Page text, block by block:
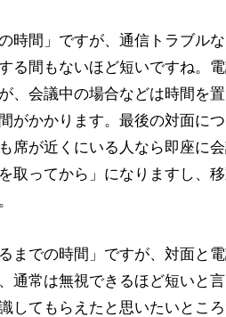
時間」ですが、通信トラブル
る間もないほど短いですね。
、会議中の場合などは時間を
がかかります。最後の対面に
席が近くにいる人なら即座に
取ってから」になりますし、
までの時間」ですが、対面と
通常は無視できるほど短いと
してもらえたと思いたいとこ